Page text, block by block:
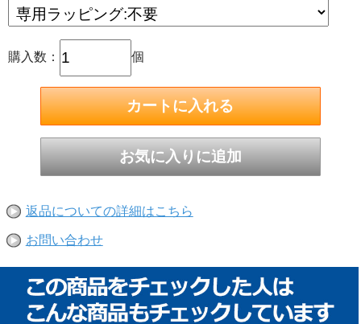
購入数： 個
返品についての詳細はこちら
お問い合わせ